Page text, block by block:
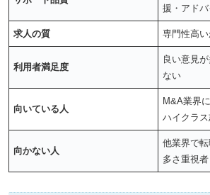
援・アドバ
求人の質 専門性高
利用者満足度
良い意見
ない
向いている人
M&A業界
ハイクラ
向かない人
他業界で
多さ重視者